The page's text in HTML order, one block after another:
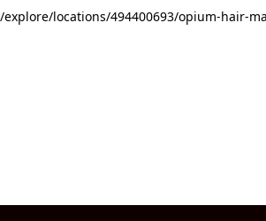
locations/494400693/opium-hair-